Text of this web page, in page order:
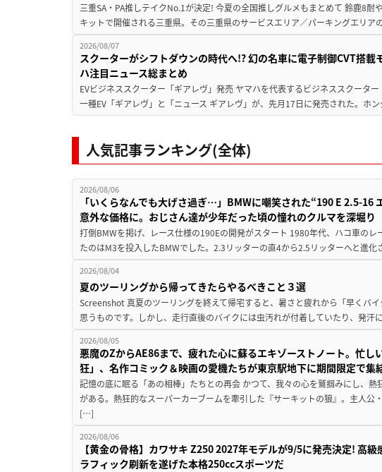
三重SA・PA推しテイクNo.1が決定! 今夏の全国推しグルメもまとめて 鈴鹿8耐
キットで開催される三重県。その三重県のサービスエリア／パーキングエリ
2026/08/07
スクーターがシフトダウンの時代へ!? 幻の名車に電子制御CVT搭載
ハ注目ニュース総まとめ
EVビジネススクーター「ギアレヴ」発売 ヤマハを代表するビジネススクータ
一種EV「ギアレヴ」と「ニュース ギアレヴ」が、先月17日に発売された。ホ
人気記事ランキング(全体)
2026/08/06
「いくらなんでも大げさ過ぎ…」BMWに嘲笑された“190 E 2.5-16
意外な価格に。おじさん達が少年だった頃の憧れのクルマを深堀り
打倒BMWを掲げ、レース仕様の190Eの開発がスタート 1980年代、ハコ車のレ
たのはM3を投入したBMWでした。2.3リッターの直4から2.5リッターへと進
2026/08/04
夏のツーリングから帰ってきたらやるべきこと３選
Screenshot 真夏のツーリングを終えて帰宅すると、暑さと疲れから「早くバ
思うものです。しかし、走行直後のバイクには虫汚れが付着していたり、発
2026/08/05
悪魔のZからAE86まで、疲れた心に蘇るエキゾーストノート。忙し
狂」、名作コミック＆映画の愛機たちが東京駅地下に期間限定で集
記憶の底に眠る「あの相棒」たちとの再会 かつて、我々の心を鷲掴みにし、熱
がある。熱狂的なスーパーカーブームを牽引した『サーキットの狼』。主人公
[…]
2026/08/06
【黄金の骨格】カワサキ Z250 2027年モデルが9/5に発売決定! 高
ラフィック刷新を遂げた本格250ccスポーツだ